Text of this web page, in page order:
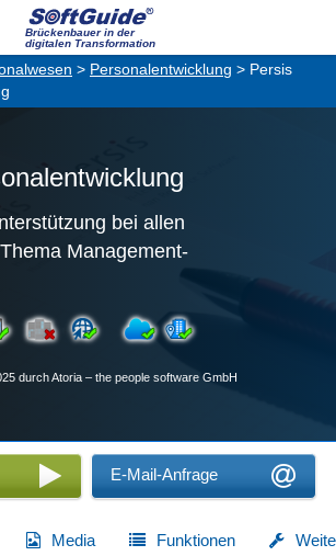
Brückenbauer in der
digitalen Transformation
> Personalentwicklung > Persis
bei allen
Management-
durch Atoria – the people software GmbH
E-Mail-Anfrage
Media Funktionen